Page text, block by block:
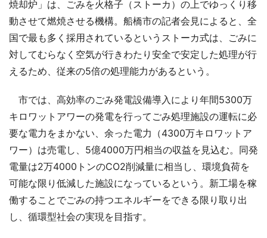
焼却炉」は、ごみを火格子（ストーカ）の上でゆっくり移
動させて燃焼させる機構。船橋市の記者会見によると、全
国で最も多く採用されているというストーカ式は、ごみに
対してむらなく空気が行きわたり安全で安定した処理が行
えるため、従来の5倍の処理能力があるという。
市では、高効率のごみ発電設備導入により年間5300万
キロワットアワーの発電を行ってごみ処理施設の運転に必
要な電力をまかない、余った電力（4300万キロワットア
ワー）は売電し、5億4000万円相当の収益を見込む。同発
電量は2万4000トンのCO2削減量に相当し、環境負荷を
可能な限り低減した施設になっているという。新工場を稼
働することでごみの持つエネルギーをできる限り取り出
し、循環型社会の実現を目指す。